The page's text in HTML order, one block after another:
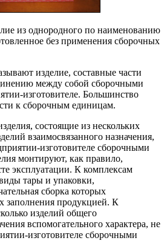
из однородного по наименованию
без применения сборочных
изделие, составные части
между собой сборочными
изготовителе. Большинство
к сборочным единицам.
состоящие из нескольких
взаимосвязанного назначения,
изготовителе сборочными
монтируют, как правило,
эксплуатации. К комплексам
тары и упаковки,
сборка которых
заполнения продукцией. К
изделий общего
вспомогательного характера, не
изготовителе сборочными